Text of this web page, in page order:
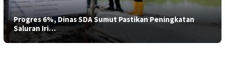
Progres 6%, Dinas SDA Sumut Pastikan Peningkatan
Saluran Iri…